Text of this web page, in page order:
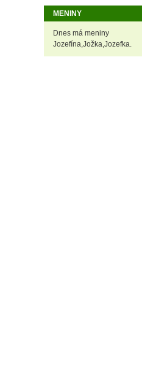
MENINY
Dnes má meniny
Jozefína,Jožka,Jozefka.